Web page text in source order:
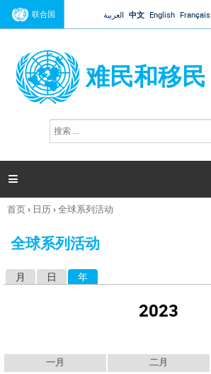
Jump to navigation
联合国 العربية 中文 English Français
难民和移民
搜
索

你
这
首页› 日历›全球系列活动
全球系列活动
月 日 年
2023
一月 二月